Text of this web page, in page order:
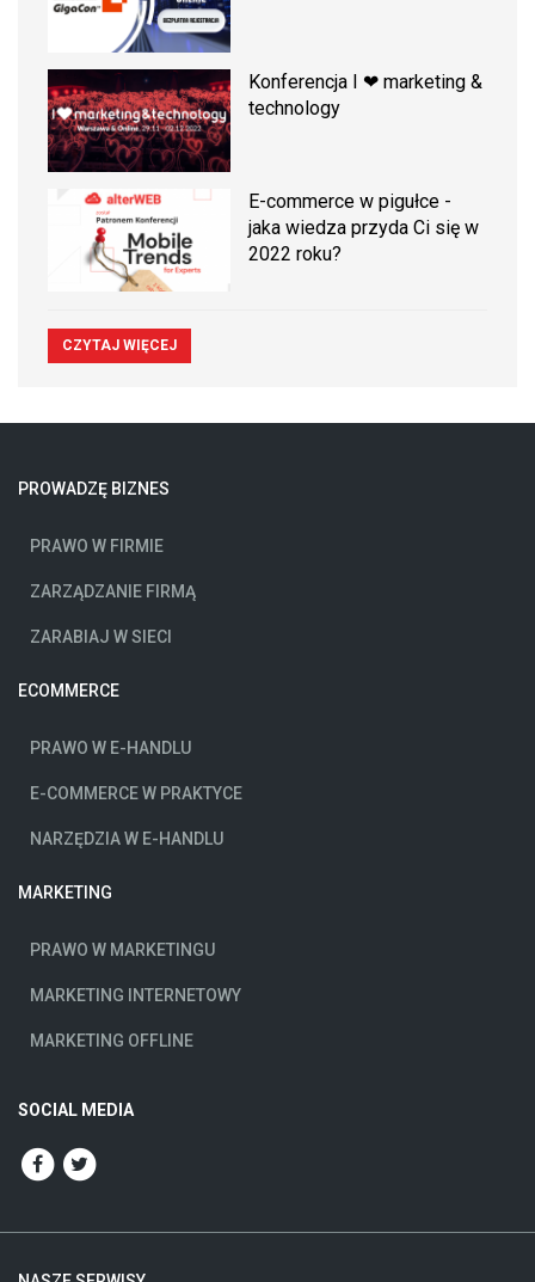
Konferencja I ❤ marketing &
technology
E-commerce w pigułce -
jaka wiedza przyda Ci się w
2022 roku?
CZYTAJ WIĘCEJ
PROWADZĘ BIZNES
PRAWO W FIRMIE
ZARZĄDZANIE FIRMĄ
ZARABIAJ W SIECI
ECOMMERCE
PRAWO W E-HANDLU
E-COMMERCE W PRAKTYCE
NARZĘDZIA W E-HANDLU
MARKETING
PRAWO W MARKETINGU
MARKETING INTERNETOWY
MARKETING OFFLINE
SOCIAL MEDIA